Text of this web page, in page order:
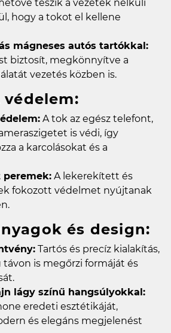
teszik a vezeték nélküli
hogy a tokot el kellene
mágneses autós tartókkal:
biztosít, megkönnyítve a
vezetés közben is.
A tok az egész telefont,
is védi, így
a karcolásokat és a
peremek: A lekerekített és
fokozott védelmet nyújtanak
és design:
Tartós és precíz kialakítás,
távon is megőrzi formáját és
lágy színű hangsúlyokkal:
eredeti esztétikáját,
és elegáns megjelenést